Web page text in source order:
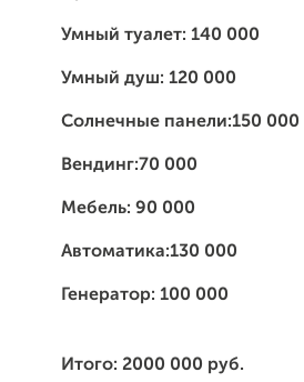
Умный туалет: 140 000
Умный душ: 120 000
Солнечные панели:150 000
Вендинг:70 000
Мебель: 90 000
Автоматика:130 000
Генератор: 100 000
Итого: 2000 000 руб.